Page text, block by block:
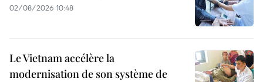
02/08/2026 10:48
Le Vietnam accélère la
modernisation de son système de